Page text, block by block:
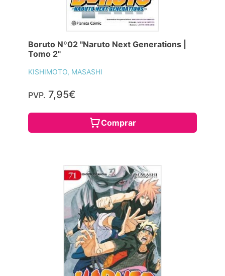
Boruto Nº02 "Naruto Next Generations |
Tomo 2"
KISHIMOTO, MASASHI
PVP. 7,95€
Comprar